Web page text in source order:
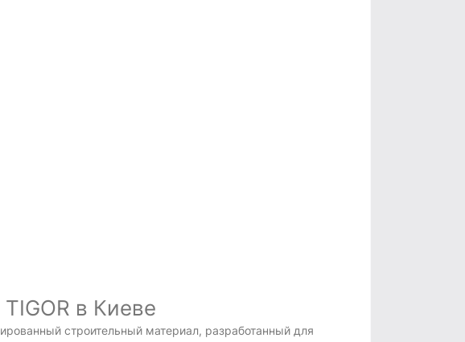
в Киеве
строительный материал, разработанный для